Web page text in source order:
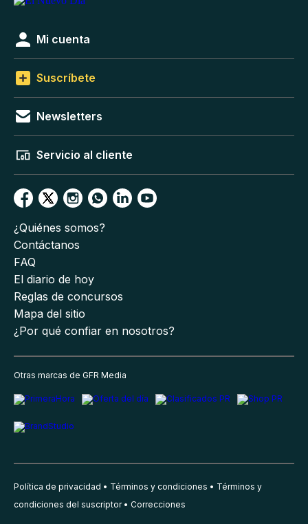
Mi cuenta
Suscríbete
Newsletters
Servicio al cliente
¿Quiénes somos?
Contáctanos
FAQ
El diario de hoy
Reglas de concursos
Mapa del sitio
¿Por qué confiar en nosotros?
Otras marcas de GFR Media
Política de privacidad Términos y condiciones
Términos y
condiciones del suscriptor
Correcciones